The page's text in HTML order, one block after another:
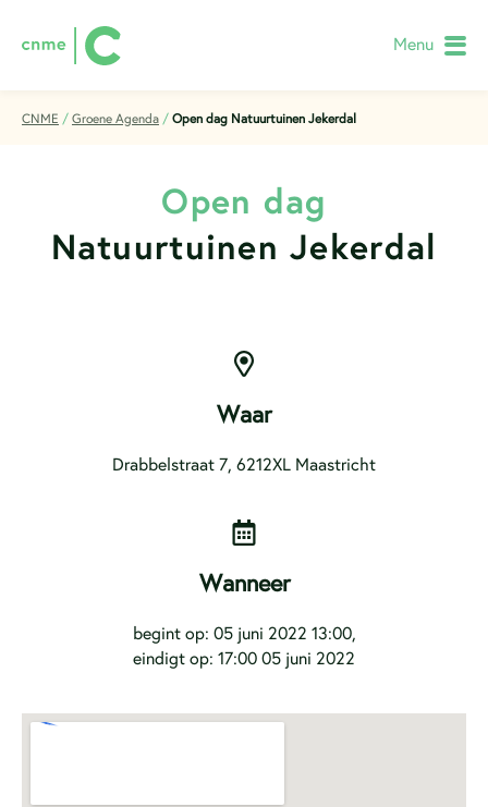
Menu
CNME / Groene Agenda / Open dag Natuurtuinen Jekerdal
Open dag
Natuurtuinen Jekerdal
Waar
Drabbelstraat 7, 6212XL Maastricht
Wanneer
begint op: 05 juni 2022 13:00,
eindigt op: 17:00 05 juni 2022